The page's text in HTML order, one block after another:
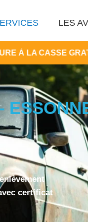
LES
GRATUITEMENT
certificat